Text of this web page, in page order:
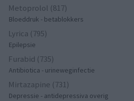
Metoprolol (817)
Bloeddruk - betablokkers
Lyrica (795)
Epilepsie
Furabid (735)
Antibiotica - urineweginfectie
Mirtazapine (731)
Depressie - antidepressiva overig